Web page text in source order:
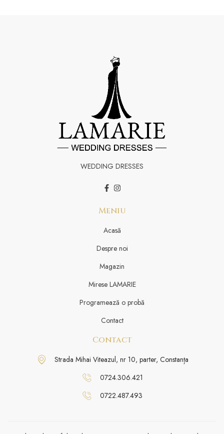
WEDDING DRESSES
Meniu
Acasă
Despre noi
Magazin
Mirese LAMARIE
Programează o probă
Contact
Contact
Strada Mihai Viteazul, nr 10, parter, Constanța
0724.306.421
0722.487.493